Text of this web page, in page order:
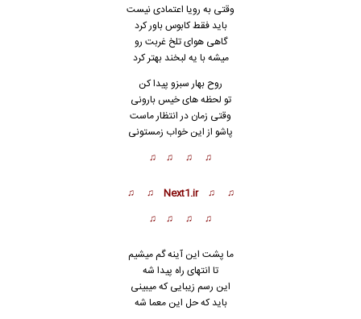
وقتی به رویا اعتمادی نیست
باید فقط کابوس باور کرد
گاهی هوای تلخ غربت رو
میشه با یه لبخند بهتر کرد
روح بهار سبزو پیدا کن
تو لحظه های خیس بارونی
وقتی زمان در انتظار ماست
پاشو از این خواب زمستونی
♫ ♫ ♫ ♫
♫ ♫ Next1.ir ♫ ♫
♫ ♫ ♫ ♫
ما پشت این آینه گم میشیم
تا انتهای راه پیدا شه
این رسم زیبایی که میبینی
باید که حل این معما شه